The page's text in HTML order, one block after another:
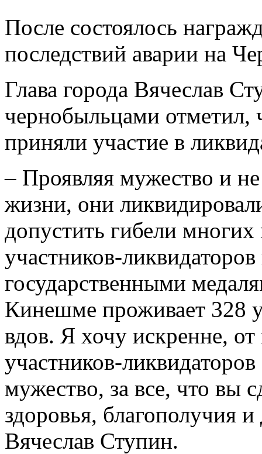
После состоялось
последствий аварии на
Глава города Вячеслав
чернобыльцами отметил,
приняли участие в
– Проявляя мужество и
жизни, они
допустить гибели
участников-
государственными
Кинешме проживает 328
вдов. Я хочу искренне,
участников-
мужество, за все, что вы
здоровья, благополучия
Вячеслав Ступин.